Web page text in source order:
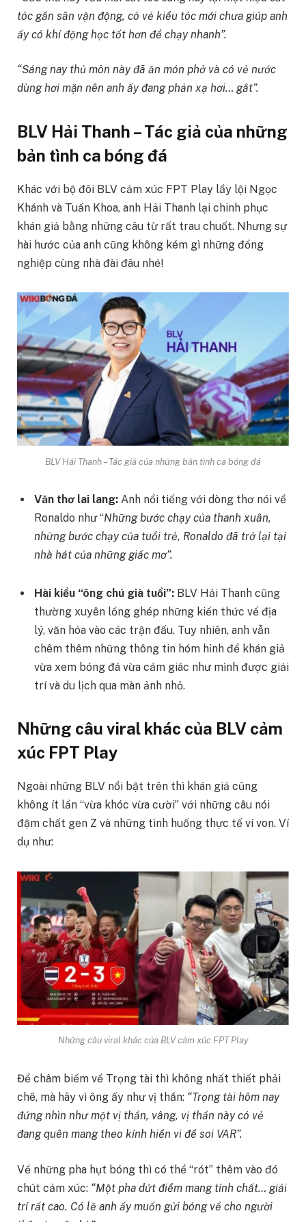
tóc gần sân vận động, có vẻ kiểu tóc mới chưa giúp anh
ấy có khí động học tốt hơn để chạy nhanh”.
“Sáng nay thủ môn này đã ăn món phở và có vẻ nước
dùng hơi mặn nên anh ấy đang phản xạ hơi… gắt”.
BLV Hải Thanh – Tác giả của những
bản tình ca bóng đá
Khác với bộ đôi BLV cảm xúc FPT Play lầy lội Ngọc
Khánh và Tuấn Khoa, anh Hải Thanh lại chinh phục
khán giả bằng những câu từ rất trau chuốt. Nhưng sự
hài hước của anh cũng không kém gì những đồng
nghiệp cùng nhà đài đâu nhé!
BLV Hải Thanh – Tác giả của những bản tình ca bóng đá
Văn thơ lai lang: Anh nổi tiếng với dòng thơ nói về
Ronaldo như “Những bước chạy của thanh xuân,
những bước chạy của tuổi trẻ, Ronaldo đã trở lại tại
nhà hát của những giấc mơ”.
Hài kiểu “ông chú già tuổi”: BLV Hải Thanh cũng
thường xuyên lồng ghép những kiến thức về địa
lý, văn hóa vào các trận đấu. Tuy nhiên, anh vẫn
chêm thêm những thông tin hóm hỉnh để khán giả
vừa xem bóng đá vừa cảm giác như mình được giải
trí và du lịch qua màn ảnh nhỏ.
Những câu viral khác của BLV cảm
xúc FPT Play
Ngoài những BLV nổi bật trên thì khán giả cũng
không ít lần “vừa khóc vừa cười” với những câu nói
đậm chất gen Z và những tình huống thực tế ví von. Ví
dụ như:
Những câu viral khác của BLV cảm xúc FPT Play
Để châm biếm về Trọng tài thì không nhất thiết phải
chê, mà hãy vì ông ấy như vị thần: “Trọng tài hôm nay
đứng nhìn như một vị thần, vâng, vị thần này có vẻ
đang quên mang theo kính hiển vi để soi VAR”.
Về những pha hụt bóng thì có thể “rót” thêm vào đó
chút cảm xúc: “Một pha dứt điểm mang tính chất… giải
trí rất cao. Có lẽ anh ấy muốn gửi bóng về cho người